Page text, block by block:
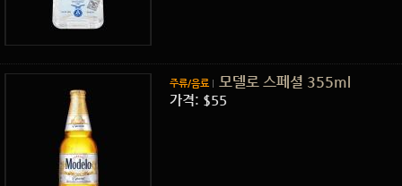
주류/음료 모델로 스페셜 355ml
가격: $55